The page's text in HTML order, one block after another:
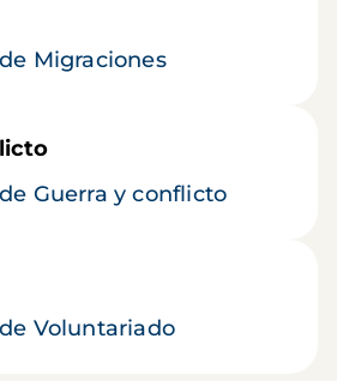
Migraciones
Guerra y conflicto
Voluntariado